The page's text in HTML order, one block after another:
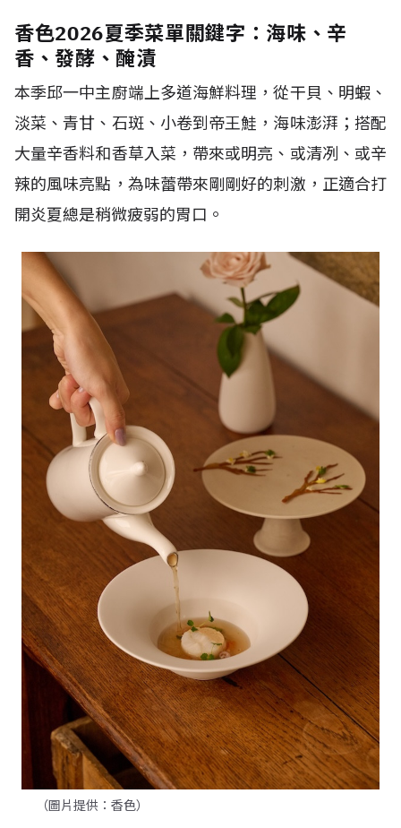
香色2026夏季菜單關鍵字：海味、辛
香、發酵、醃漬
本季邱一中主廚端上多道海鮮料理，從干貝、明蝦、
淡菜、青甘、石斑、小卷到帝王鮭，海味澎湃；搭配
大量辛香料和香草入菜，帶來或明亮、或清冽、或辛
辣的風味亮點，為味蕾帶來剛剛好的刺激，正適合打
開炎夏總是稍微疲弱的胃口。
（圖片提供：香色）